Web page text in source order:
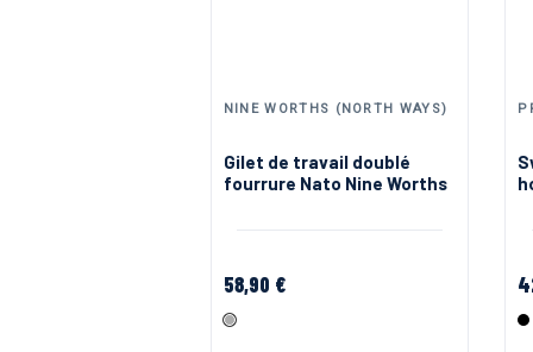
NINE WORTHS (NORTH WAYS)
Gilet de travail doublé
fourrure Nato Nine Worths
58,90 €
Gris